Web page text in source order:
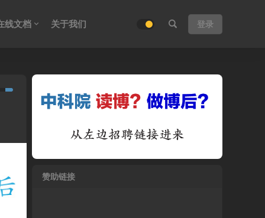
线文档 关于我们 登录
赞助链接